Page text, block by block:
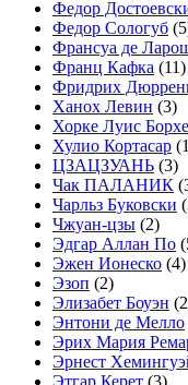
Федор
Федор Сологуб
Франсуа де
Франц Кафка (11)
Фридрих
Ханох Левин (3)
Хорке Луис
Хулио Кортасар
ЦЗАЦЗУАНЬ (3)
Чак ПАЛАНИК
Чарльз Буковски
Чжуан-цзы (2)
Эдгар Аллан По
Эжен Ионеско (4)
Эзоп (2)
Элизабет Боуэн
Энтони де Мелло
Эрих Мария
Эрнест
Этгар Керет (3)